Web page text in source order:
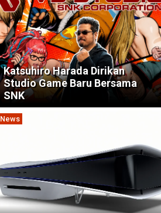
Katsuhiro Harada Dirikan
Studio Game Baru Bersama
SNK
News